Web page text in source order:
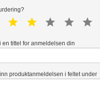
1 star 2 star 3 star 4 star 5 star
en tittel for anmeldelsen din
produktanmeldelsen i feltet under